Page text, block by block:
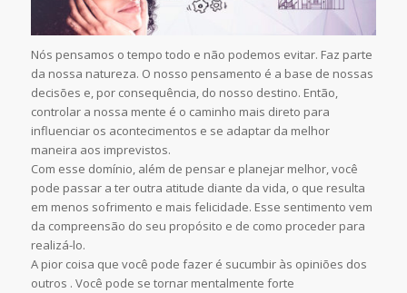
Nós pensamos o tempo todo e não podemos evitar. Faz parte
da nossa natureza. O nosso pensamento é a base de nossas
decisões e, por consequência, do nosso destino. Então,
controlar a nossa mente é o caminho mais direto para
influenciar os acontecimentos e se adaptar da melhor
maneira aos imprevistos.
Com esse domínio, além de pensar e planejar melhor, você
pode passar a ter outra atitude diante da vida, o que resulta
em menos sofrimento e mais felicidade. Esse sentimento vem
da compreensão do seu propósito e de como proceder para
realizá-lo.
A pior coisa que você pode fazer é sucumbir às opiniões dos
outros . Você pode se tornar mentalmente forte